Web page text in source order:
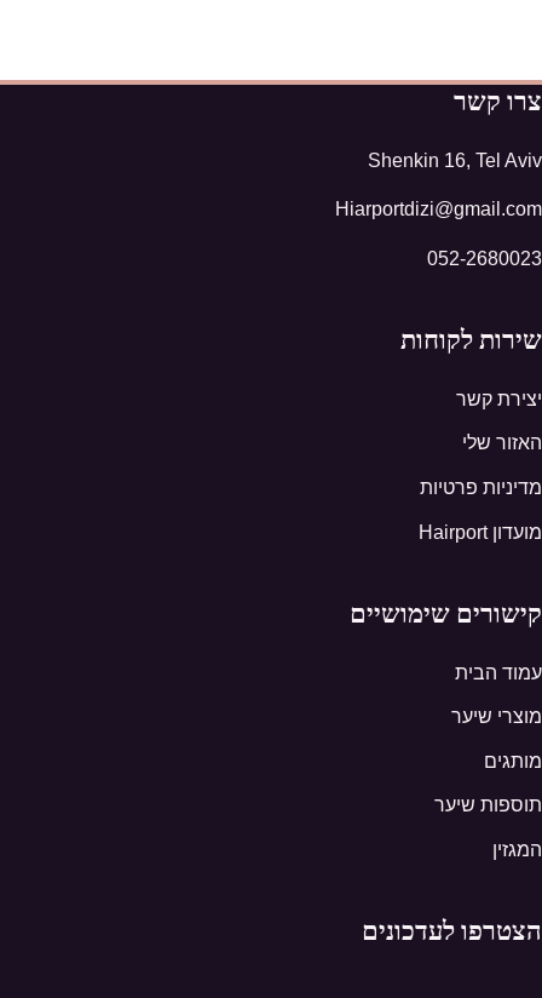
צרו קשר
Shenkin 16, Tel Aviv
Hiarportdizi@gmail.com
052-2680023
שירות לקוחות
יצירת קשר
האזור שלי
מדיניות פרטיות
מועדון Hairport
קישורים שימושיים
עמוד הבית
מוצרי שיער
מותגים
תוספות שיער
המגזין
הצטרפו לעדכונים